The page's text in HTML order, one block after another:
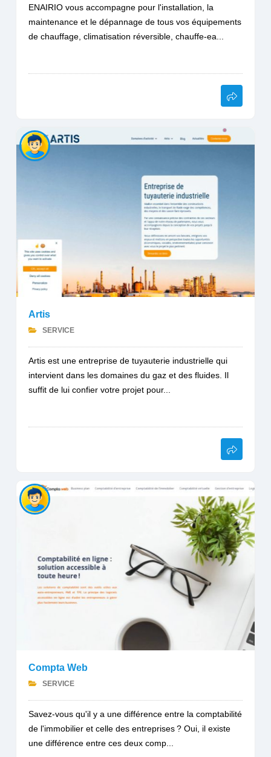
ENAIRIO vous accompagne pour l'installation, la
maintenance et le dépannage de tous vos équipements
de chauffage, climatisation réversible, chauffe-ea...
Artis
SERVICE
Artis est une entreprise de tuyauterie industrielle qui
intervient dans les domaines du gaz et des fluides. Il
suffit de lui confier votre projet pour...
Compta Web
SERVICE
Savez-vous qu'il y a une différence entre la comptabilité
de l'immobilier et celle des entreprises ? Oui, il existe
une différence entre ces deux comp...